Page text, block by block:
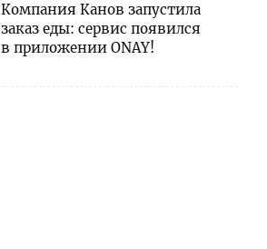
Компания Канов запустила
заказ еды: сервис появился
в приложении ONAY!